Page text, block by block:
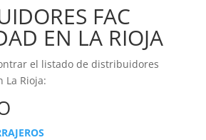
FAC
EN LA RIOJA
el listado de distribuidores
La Rioja: